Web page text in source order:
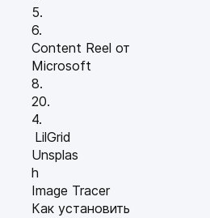
5.
6.
Content Reel от
Microsoft
8.
20.
4.
LilGrid
Unsplas
h
Image Tracer
Как установить